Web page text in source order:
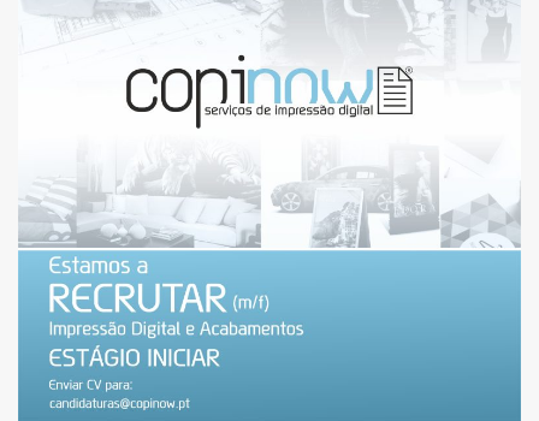
ESTAMOS A RECRUTAR:
ESTAGIÁRIO(A) NO
ÂMBITO DO ESTÁGIO
INICIAR [ENCERRADO]